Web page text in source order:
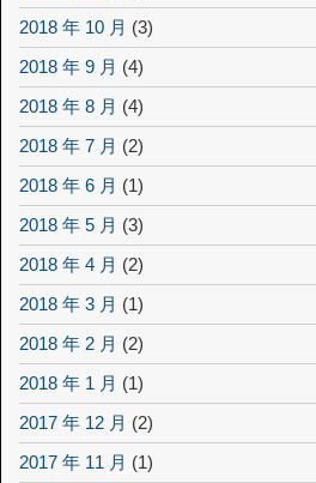
2018 年 10 月 (3)
2018 年 9 月 (4)
2018 年 8 月 (4)
2018 年 7 月 (2)
2018 年 6 月 (1)
2018 年 5 月 (3)
2018 年 4 月 (2)
2018 年 3 月 (1)
2018 年 2 月 (2)
2018 年 1 月 (1)
2017 年 12 月 (2)
2017 年 11 月 (1)